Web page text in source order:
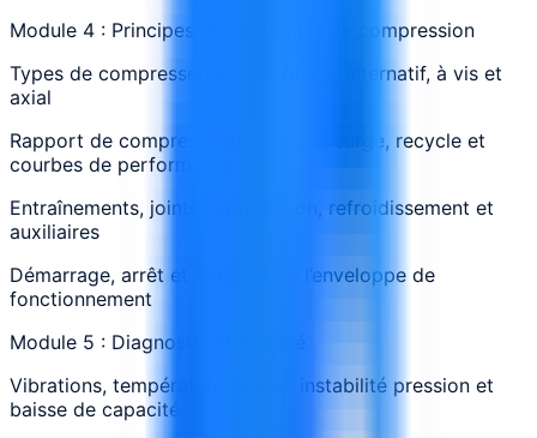
Module 4 : Principes des systèmes de compression
Types de compresseurs : centrifuge, alternatif, à vis et
axial
Rapport de compression, capacité, surge, recycle et
courbes de performance
Entraînements, joints, lubrification, refroidissement et
auxiliaires
Démarrage, arrêt et contrôle de l’enveloppe de
fonctionnement
Module 5 : Diagnostic et fiabilité
Vibrations, température élevée, instabilité pression et
baisse de capacité